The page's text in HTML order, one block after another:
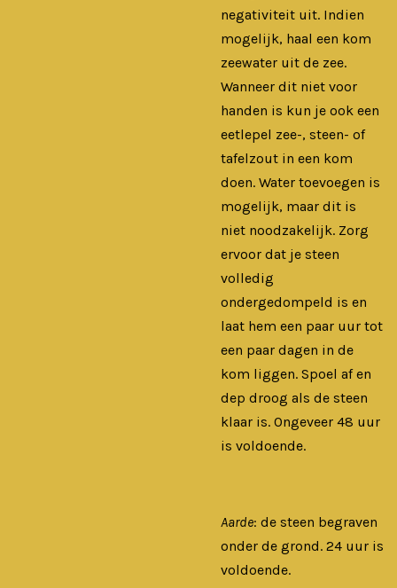
negativiteit uit. Indien
mogelijk, haal een kom
zeewater uit de zee.
Wanneer dit niet voor
handen is kun je ook een
eetlepel zee-, steen- of
tafelzout in een kom
doen. Water toevoegen is
mogelijk, maar dit is
niet noodzakelijk. Zorg
ervoor dat je steen
volledig
ondergedompeld is en
laat hem een paar uur tot
een paar dagen in de
kom liggen. Spoel af en
dep droog als de steen
klaar is. Ongeveer 48 uur
is voldoende.
Aarde: de steen begraven
onder de grond. 24 uur is
voldoende.